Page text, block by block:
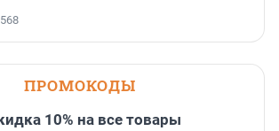
ПРОМОКОДЫ
10% на все товары